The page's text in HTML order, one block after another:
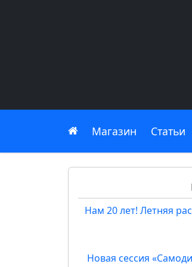
Главная
Магазин Статьи
Нам 20 лет! Летняя
Новая сессия